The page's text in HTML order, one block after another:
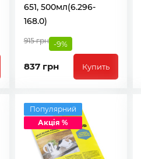
651, 500мл(6.296-
168.0)
915 грн -9%
837 грн Купить
Популярний
Акція %